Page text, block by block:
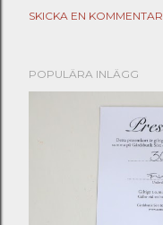
SKICKA EN KOMMENTAR
POPULÄRA INLÄGG